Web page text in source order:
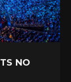
NO